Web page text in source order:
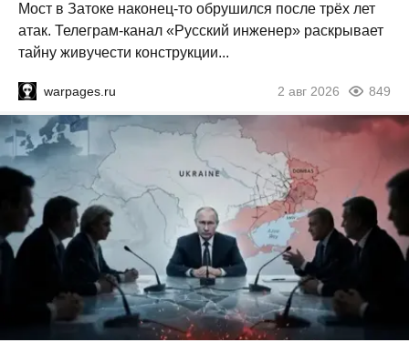
Мост в Затоке наконец-то обрушился после трёх лет
атак. Телеграм-канал «Русский инженер» раскрывает
тайну живучести конструкции...
warpages.ru 2 авг 2026 849